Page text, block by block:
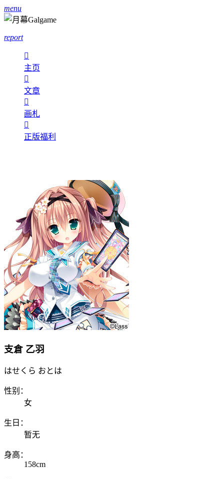
menu
report

主页

文章

画札

正版福利
支倉 乙羽
はせくら おとは
性别：
女
生日：
暂无
身高：
158cm